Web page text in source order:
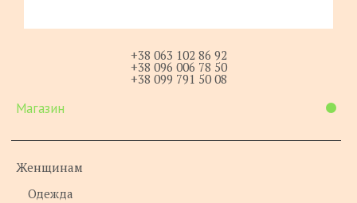
+38 063 102 86 92
+38 096 006 78 50
+38 099 791 50 08
Магазин
Женщинам
Одежда